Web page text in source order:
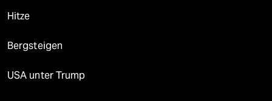
Hitze
Bergsteigen
USA unter Trump